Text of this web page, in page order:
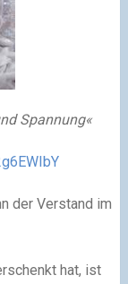
Spannung«
der Verstand im
hat, ist